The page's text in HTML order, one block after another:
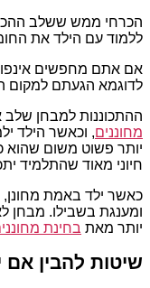
הכרחי ממש ששלב
ללמוד עם הילד את
אם אתם מחפשים
לדוגמא הגעתם למקום
ההתכוננות למבחן
מחוננים, וכאשר הילד
יותר פשוט משום שהוא
חיוני מאוד שהתלמיד
כאשר ילד באמת
ומענגת בשבילו. מבחן
יותר מאת בחינת
שיטות להבין אם